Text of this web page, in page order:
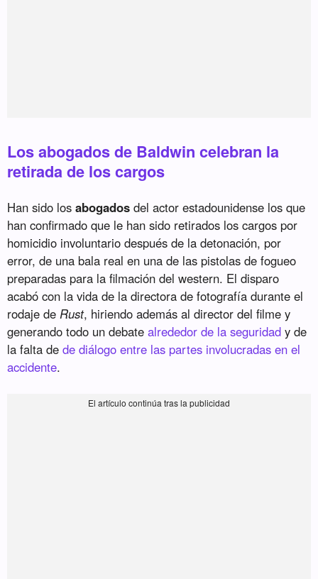
Los abogados de Baldwin celebran la
retirada de los cargos
Han sido losabogados del actor estadounidense los que
han confirmado que le han sido retirados los cargos por
homicidio involuntario después de la detonación, por
error, de una bala real en una de las pistolas de fogueo
preparadas para la filmación del western. El disparo
acabó con la vida de la directora de fotografía durante el
rodaje deRust, hiriendo además al director del filme y
generando todo un debatealrededor de la seguridad y de
la falta dede diálogo entre las partes involucradas en el
accidente.